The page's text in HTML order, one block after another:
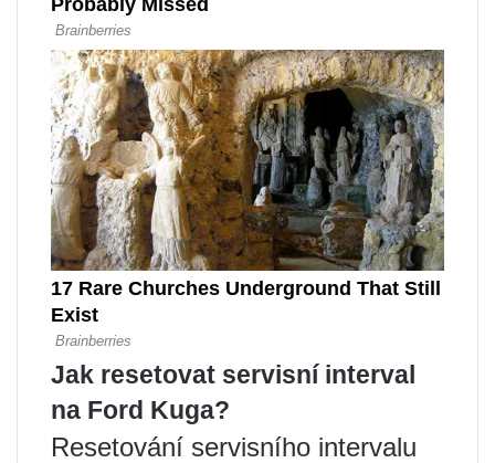
Jak resetovat servisní interval
na Ford Kuga?
Resetování servisního intervalu